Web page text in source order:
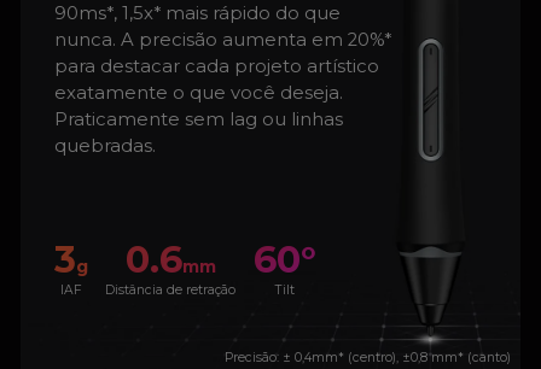
90ms*, 1,5x* mais rápido do que
nunca. A precisão aumenta em 20%*
para destacar cada projeto artístico
exatamente o que você deseja.
Praticamente sem lag ou linhas
quebradas.
3g
IAF
0.6mm
Distância de retração
60°
Tilt
Precisão: ± 0,4mm* (centro), ±0,8 mm* (canto)